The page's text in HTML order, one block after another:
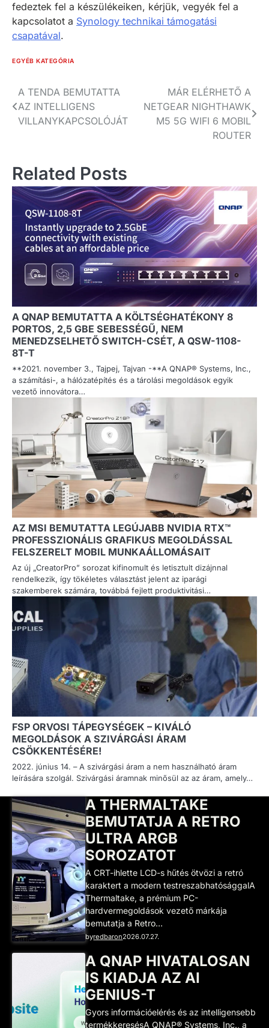
fedeztek fel a készülékeiken, kérjük, vegyék fel a
kapcsolatot a Synology technikai támogatási
csapatával.
EGYÉB KATEGÓRIA
Bejegyzés
navigáció
A TENDA BEMUTATTA
AZ INTELLIGENS
VILLANYKAPCSOLÓJÁT
MÁR ELÉRHETŐ A
NETGEAR NIGHTHAWK
M5 5G WIFI 6 MOBIL
ROUTER
Related Posts
A QNAP BEMUTATTA A KÖLTSÉGHATÉKONY 8
PORTOS, 2,5 GBE SEBESSÉGŰ, NEM
MENEDZSELHETŐ SWITCH-CSÉT, A QSW-1108-
8T-T
**2021. november 3., Tajpej, Tajvan -**A QNAP® Systems, Inc.,
a számítási-, a hálózatépítés és a tárolási megoldások egyik
vezető innovátora…
AZ MSI BEMUTATTA LEGÚJABB NVIDIA RTX™
PROFESSZIONÁLIS GRAFIKUS MEGOLDÁSSAL
FELSZERELT MOBIL MUNKAÁLLOMÁSAIT
Az új „CreatorPro” sorozat kifinomult és letisztult dizájnnal
rendelkezik, így tökéletes választást jelent az iparági
szakemberek számára, továbbá fejlett produktivitási…
FSP ORVOSI TÁPEGYSÉGEK – KIVÁLÓ
MEGOLDÁSOK A SZIVÁRGÁSI ÁRAM
CSÖKKENTÉSÉRE!
2022. június 14. – A szivárgási áram a nem használható áram
leírására szolgál. Szivárgási áramnak minősül az az áram, amely…
A THERMALTAKE
BEMUTATJA A RETRO
ULTRA ARGB
SOROZATOT
A CRT-ihlette LCD-s hűtés ötvözi a retró
karaktert a modern testreszabhatósággalA
Thermaltake, a prémium PC-
hardvermegoldások vezető márkája
bemutatja a Retro…
byredbaron2026.07.27.
A QNAP HIVATALOSAN
IS KIADJA AZ AI
GENIUS-T
Gyors információelérés és az intelligensebb
termékkeresésA QNAP® Systems, Inc., a